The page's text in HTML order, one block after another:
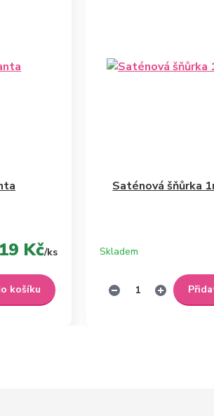
19 Kč/ks
košíku
Saténová šňůrka
Skladem